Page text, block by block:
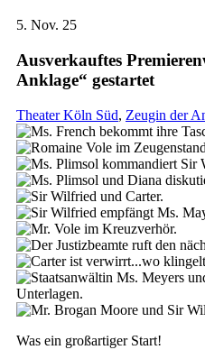
5. Nov. 25
Ausverkauftes
Anklage“ gestartet
Theater Köln Süd, Zeugin der
Was ein großartiger Start!